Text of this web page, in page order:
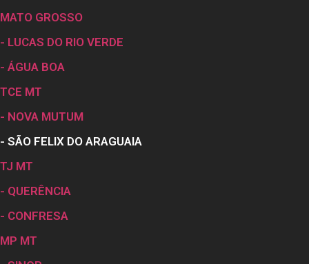
MATO GROSSO
- LUCAS DO RIO VERDE
- ÁGUA BOA
TCE MT
- NOVA MUTUM
- SÃO FELIX DO ARAGUAIA
TJ MT
- QUERÊNCIA
- CONFRESA
MP MT